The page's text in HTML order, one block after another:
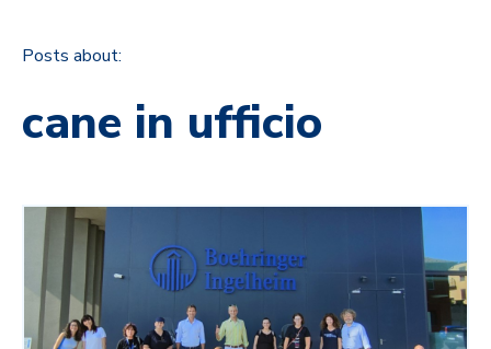
Posts about:
cane in ufficio